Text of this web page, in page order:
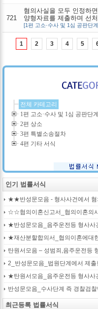
721
혐의사실을 모두 인정하
양형자료를 제출하며 선
[1편 고소·수사 및 1심 공판단
1 2 3 4 5
전체 카테고리
1편 고소·수사 및 1심 공판단계
2편 상소
3편 특별소송절차
4편 기타 서식
인기 법률서식
★재산분할합의서_협의이혼에대
2_반성문모음_법원단계에서 제
반성문모음_수사단계 즉 경찰검
최근등록 법률서식